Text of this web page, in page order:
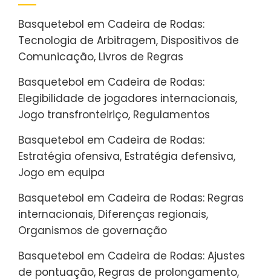
Basquetebol em Cadeira de Rodas:
Tecnologia de Arbitragem, Dispositivos de
Comunicação, Livros de Regras
Basquetebol em Cadeira de Rodas:
Elegibilidade de jogadores internacionais,
Jogo transfronteiriço, Regulamentos
Basquetebol em Cadeira de Rodas:
Estratégia ofensiva, Estratégia defensiva,
Jogo em equipa
Basquetebol em Cadeira de Rodas: Regras
internacionais, Diferenças regionais,
Organismos de governação
Basquetebol em Cadeira de Rodas: Ajustes
de pontuação, Regras de prolongamento,